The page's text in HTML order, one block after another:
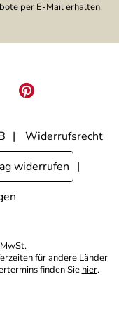
per E-Mail erhalten.
Unternehmen
in anonymer Form
anklicke. Die
genommen.
Widerrufsrecht
widerrufen
für andere Länder
finden Sie hier.